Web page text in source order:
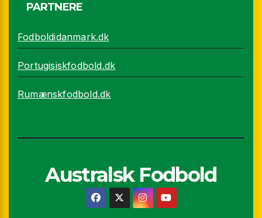
PARTNERE
Fodboldidanmark.dk
Portugisiskfodbold.dk
Rumænskfodbold.dk
Australsk Fodbold